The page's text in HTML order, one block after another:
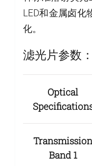
LED和金属卤化
化。
滤光片参数：
Optical
Band 1